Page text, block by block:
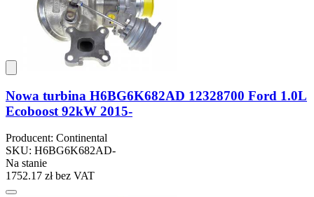
Nowa turbina H6BG6K682AD 12328700 Ford 1.0L
Ecoboost 92kW 2015-
Producent: Continental
SKU: H6BG6K682AD-
Na stanie
1752.17 złbez VAT